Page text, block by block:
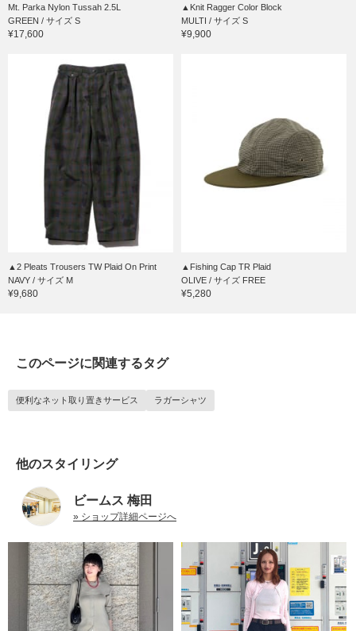
Mt. Parka Nylon Tussah 2.5L
GREEN / サイズ S
¥17,600
▲Knit Ragger Color Block
MULTI / サイズ S
¥9,900
▲2 Pleats Trousers TW Plaid On Print
NAVY / サイズ M
¥9,680
▲Fishing Cap TR Plaid
OLIVE / サイズ FREE
¥5,280
このページに関連するタグ
便利なネット取り置きサービス ラガーシャツ
他のスタイリング
ビームス 梅田
» ショップ詳細ページへ